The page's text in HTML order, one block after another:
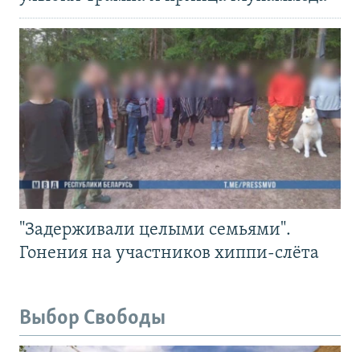
"Задерживали целыми семьями".
Гонения на участников хиппи-слёта
Выбор Свободы